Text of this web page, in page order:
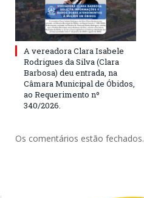
A vereadora Clara Isabele
Rodrigues da Silva (Clara
Barbosa) deu entrada, na
Câmara Municipal de Óbidos,
ao Requerimento nº
340/2026.
Os comentários estão fechados.